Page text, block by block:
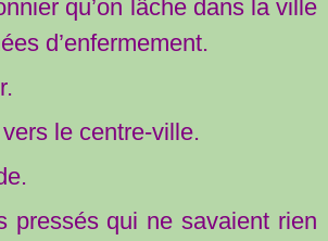
qu’on lâche dans la ville
d’enfermement.
vers le centre-ville.
pressés qui ne savaient rien